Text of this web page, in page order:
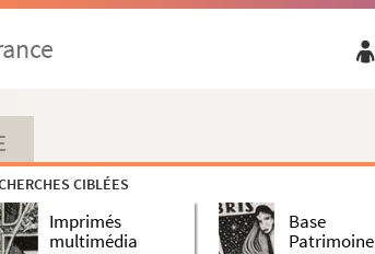
CIBLÉES
Imprimés
multimédia
Base
Patrimoine